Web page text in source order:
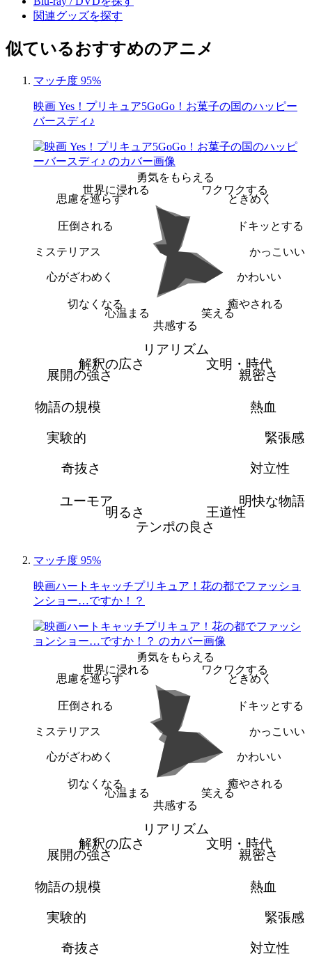
関連グッズを探す
似ているおすすめのアニメ
マッチ度 95%
映画 Yes！プリキュア5GoGo！お菓子の国のハッピー
バースディ♪
勇気をもらえる
ワクワクする
ときめく
ドキッとする
かっこいい
かわいい
癒やされる
笑える
共感する
心温まる
切なくなる
心がざわめく
ミステリアス
圧倒される
思慮を巡らす
世界に浸れる
リアリズム
文明・時代
親密さ
熱血
緊張感
対立性
明快な物語
王道性
テンポの良さ
明るさ
ユーモア
奇抜さ
実験的
物語の規模
展開の強さ
解釈の広さ
マッチ度 95%
映画ハートキャッチプリキュア！花の都でファッショ
ンショー…ですか！？
勇気をもらえる
ワクワクする
ときめく
ドキッとする
かっこいい
かわいい
癒やされる
笑える
共感する
心温まる
切なくなる
心がざわめく
ミステリアス
圧倒される
思慮を巡らす
世界に浸れる
リアリズム
文明・時代
親密さ
熱血
緊張感
対立性
奇抜さ
実験的
物語の規模
展開の強さ
解釈の広さ